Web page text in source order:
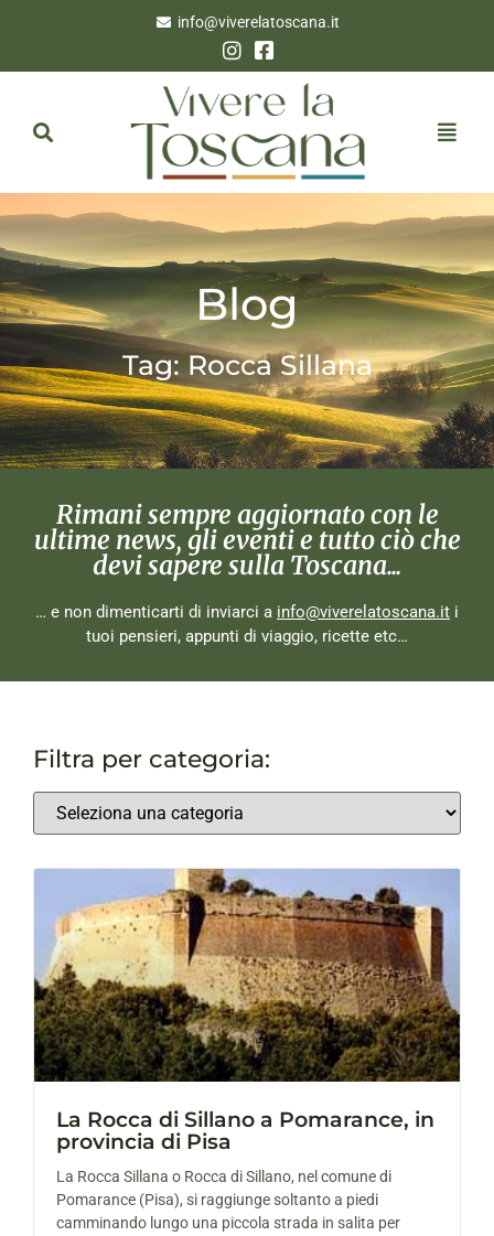
info@viverelatoscana.it
Blog
Tag: Rocca Sillana
Rimani sempre aggiornato con le
ultime news, gli eventi e tutto ciò che
devi sapere sulla Toscana...
… e non dimenticarti di inviarci a info@viverelatoscana.it i
tuoi pensieri, appunti di viaggio, ricette etc…
Filtra per categoria:
La Rocca di Sillano a Pomarance, in
provincia di Pisa
La Rocca Sillana o Rocca di Sillano, nel comune di
Pomarance (Pisa), si raggiunge soltanto a piedi
camminando lungo una piccola strada in salita per